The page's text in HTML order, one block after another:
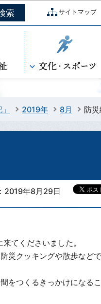
動
サイトマップ
2019年 8月 防
2019年8月29日
てくださいました。
災クッキングや散歩などで
をつくるきっかけになるこ